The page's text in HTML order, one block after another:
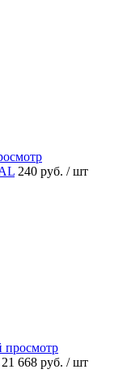
240 руб. / шт
просмотр
21 668 руб. / шт